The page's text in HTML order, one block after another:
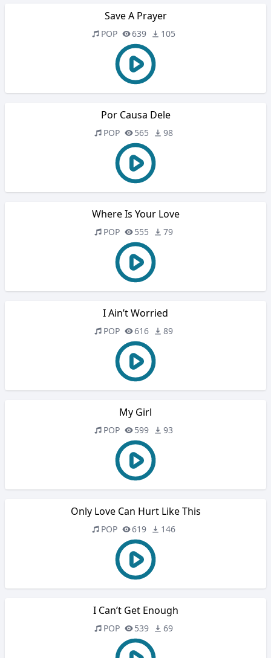
Save A Prayer
POP 639 105
Por Causa Dele
POP 565 98
Where Is Your Love
POP 555 79
I Ain’t Worried
POP 616 89
My Girl
POP 599 93
Only Love Can Hurt Like This
POP 619 146
I Can’t Get Enough
POP 539 69